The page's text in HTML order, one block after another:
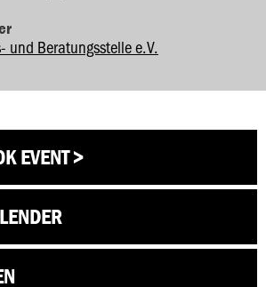
und Beratungsstelle e.V.
EVENT >